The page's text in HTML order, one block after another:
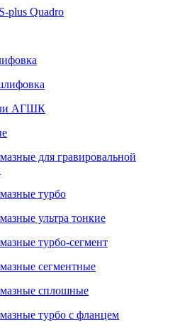
plus Quadro
АГШК
для гравировальной
турбо
ультра тонкие
турбо-сегмент
сегментные
сплошные
турбо с фланцем